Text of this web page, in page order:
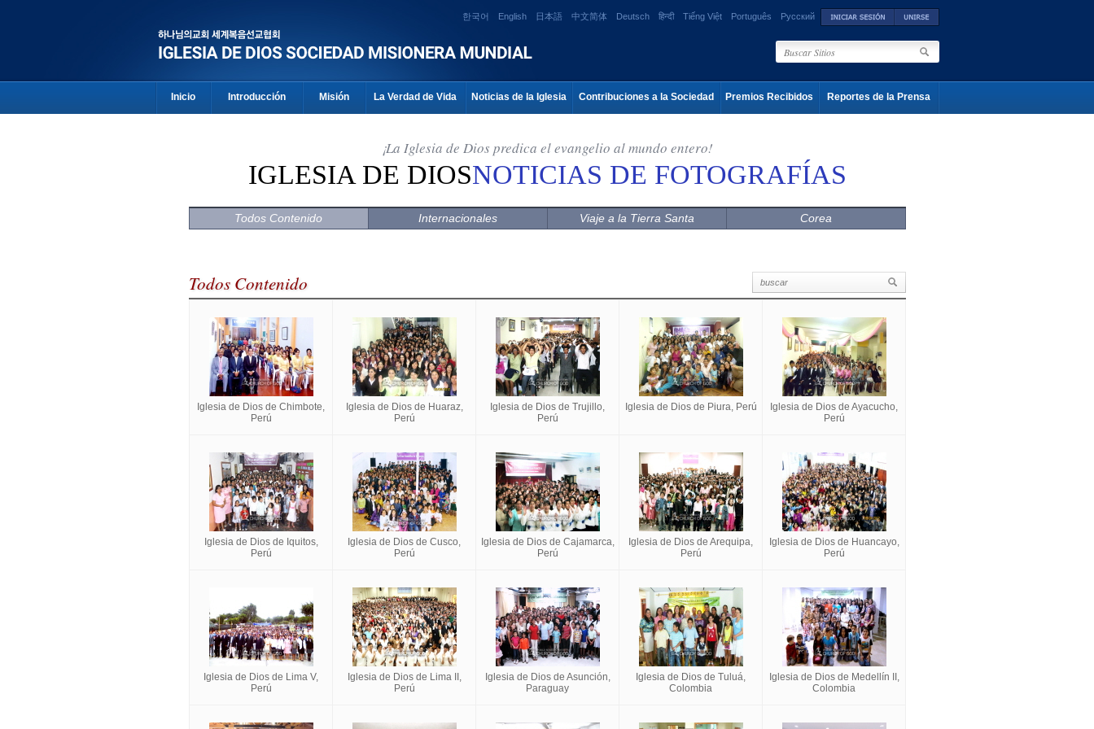
한국어 English 日本語 中文简体 Deutsch हिन्दी Tiếng Việt Português Русский
Inicio Introducción Misión La Verdad de Vida Noticias de la Iglesia Contribuciones a la Sociedad Premios Recibidos Reportes de la Prensa
¡La Iglesia de Dios predica el evangelio al mundo entero!
IGLESIA DE DIOSNOTICIAS DE FOTOGRAFÍAS
Todos Contenido Internacionales Viaje a la Tierra Santa Corea
Todos Contenido
Iglesia de Dios de Chimbote,
Perú
Iglesia de Dios de Huaraz,
Perú
Iglesia de Dios de Trujillo,
Perú
Iglesia de Dios de Piura, Perú
Iglesia de Dios de Ayacucho,
Perú
Iglesia de Dios de Iquitos,
Perú
Iglesia de Dios de Cusco,
Perú
Iglesia de Dios de Cajamarca,
Perú
Iglesia de Dios de Arequipa,
Perú
Iglesia de Dios de Huancayo,
Perú
Iglesia de Dios de Lima V,
Perú
Iglesia de Dios de Lima II,
Perú
Iglesia de Dios de Asunción,
Paraguay
Iglesia de Dios de Tuluá,
Colombia
Iglesia de Dios de Medellín II,
Colombia